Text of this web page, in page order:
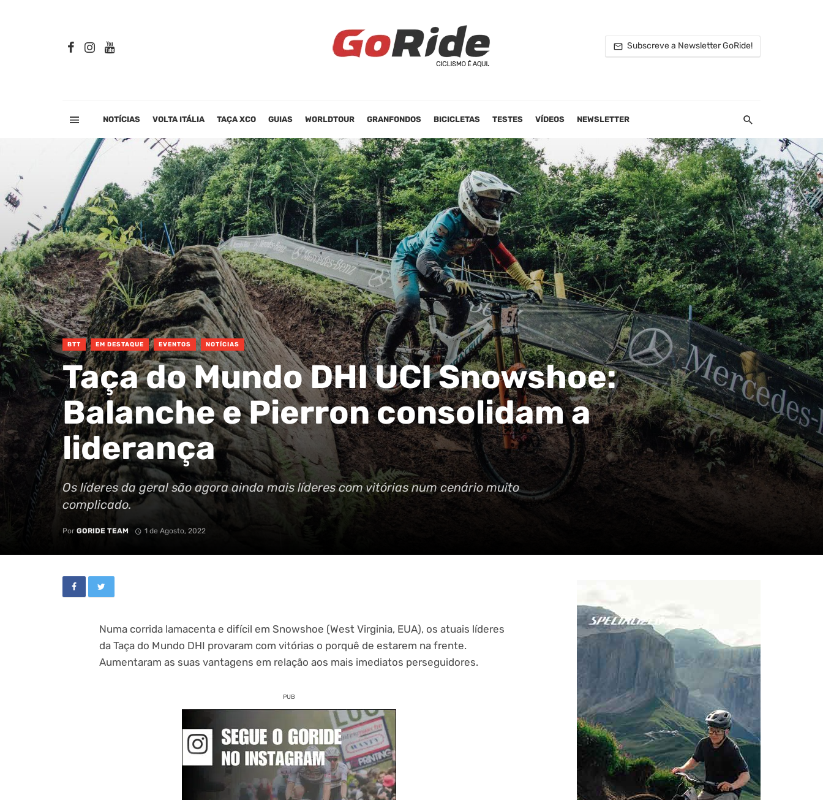
Subscreve a Newsletter GoRide!
NOTÍCIAS VOLTA ITÁLIA TAÇA XCO GUIAS WORLDTOUR GRANFONDOS BICICLETAS TESTES VÍDEOS NEWSLETTER
BTT EM DESTAQUE EVENTOS NOTÍCIAS
Taça do Mundo DHI UCI Snowshoe:
Balanche e Pierron consolidam a
liderança
Os líderes da geral são agora ainda mais líderes com vitórias num cenário muito
complicado.
Por GORIDE TEAM 1 de Agosto, 2022
Numa corrida lamacenta e difícil em Snowshoe (West Virginia, EUA), os atuais líderes
da Taça do Mundo DHI provaram com vitórias o porquê de estarem na frente.
Aumentaram as suas vantagens em relação aos mais imediatos perseguidores.
PUB